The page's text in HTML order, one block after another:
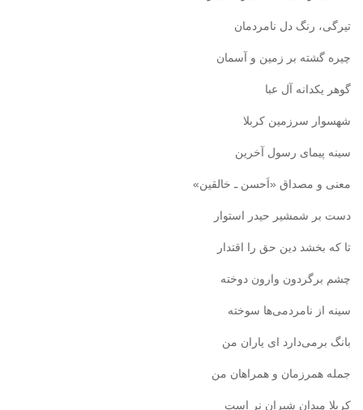
تیرگی، رنگ دل نامردمان
چیره گشته بر زمین و آسمان
گوهر یکدانه آل عبا
شهسوار سرزمین کربلا
سینه پیمای رسول آخرین
معنی و مصداق «اَحسن ـ خالقین»
دست بر شمشیر حیدر استوار
تا که بخشد دین حق را اقتدار
چشم برگردون وارون دوخته
سینه از نامردمی‌ها سوخته
بانگ برمی‌دارد ای یاران من
جمله همرزمان و همراهان من
کربلا میدان شیران نر است